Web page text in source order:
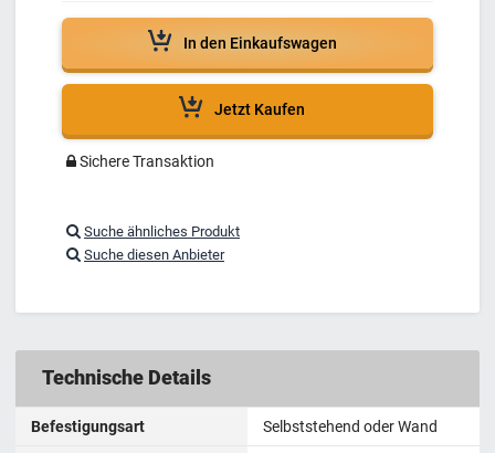
In den Einkaufswagen
Jetzt Kaufen
Sichere Transaktion
Suche ähnliches Produkt
Suche diesen Anbieter
Technische Details
Befestigungsart Selbststehend oder Wand